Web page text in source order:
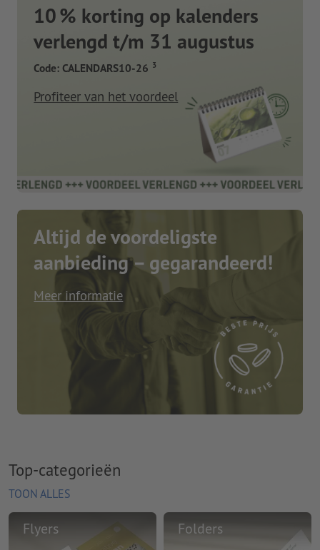
10 % korting op kalenders
verlengd t/m 31 augustus
Code: CALENDARS10-26 3
Profiteer van het voordeel
Altijd de voordeligste
aanbieding – gegarandeerd!
Meer informatie
Top-categorieën
TOON ALLES
Flyers Folders